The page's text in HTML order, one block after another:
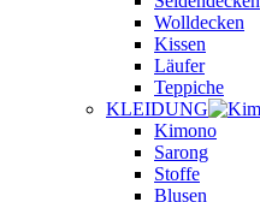
Wolldecken
Kissen
Läufer
Teppiche
KLEIDUNG
Kimono
Sarong
Stoffe
Blusen